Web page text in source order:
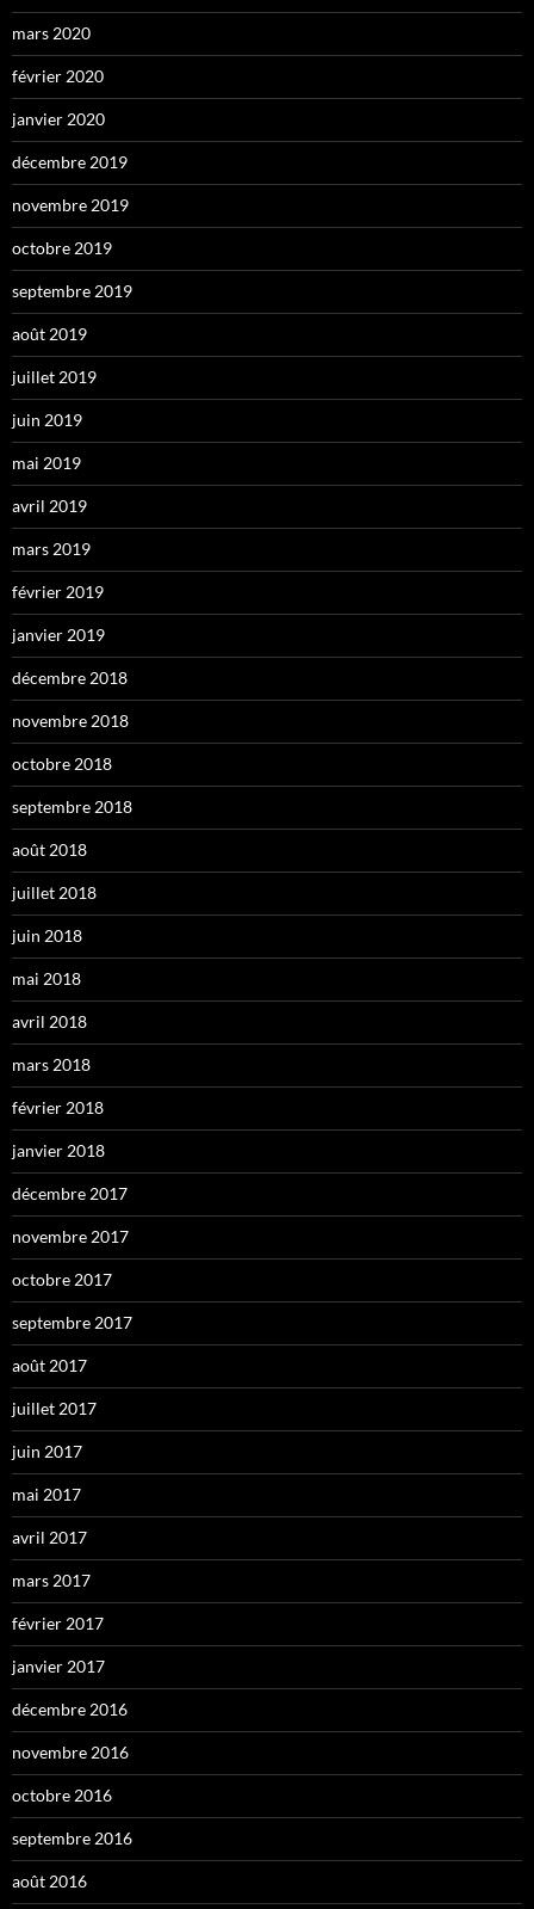
mars 2020
février 2020
janvier 2020
décembre 2019
novembre 2019
octobre 2019
septembre 2019
août 2019
juillet 2019
juin 2019
mai 2019
avril 2019
mars 2019
février 2019
janvier 2019
décembre 2018
novembre 2018
octobre 2018
septembre 2018
août 2018
juillet 2018
juin 2018
mai 2018
avril 2018
mars 2018
février 2018
janvier 2018
décembre 2017
novembre 2017
octobre 2017
septembre 2017
août 2017
juillet 2017
juin 2017
mai 2017
avril 2017
mars 2017
février 2017
janvier 2017
décembre 2016
novembre 2016
octobre 2016
septembre 2016
août 2016